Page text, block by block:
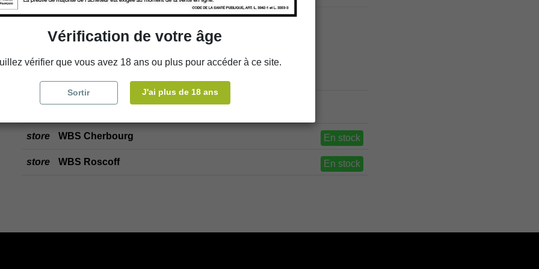
Ajouter au panier
store WBS Cherbourg En stock
store WBS Roscoff En stock
Vérification de votre âge
vérifier que vous avez 18 ans ou plus pour accéder à ce site.
Sortir J'ai plus de 18 ans